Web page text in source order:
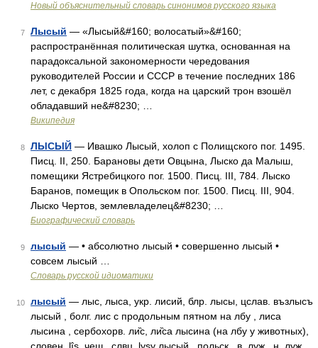
Новый объяснительный словарь синонимов русского языка
7 Лысый — «Лысый&#160; волосатый»&#160;
распространённая политическая шутка, основанная на
парадоксальной закономерности чередования
руководителей России и СССР в течение последних 186
лет, с декабря 1825 года, когда на царский трон взошёл
обладавший не&#8230; …
Википедия
8 ЛЫСЫЙ — Ивашко Лысый, холоп с Полищского пог. 1495.
Писц. II, 250. Барановы дети Овцына, Лыско да Малыш,
помещики Ястребицкого пог. 1500. Писц. III, 784. Лыско
Баранов, помещик в Опольском пог. 1500. Писц. III, 904.
Лыско Чертов, землевладелец&#8230; …
Биографический словарь
9 лысый — • абсолютно лысый • совершенно лысый •
совсем лысый …
Словарь русской идиоматики
10 лысый — лыс, лыса, укр. лисий, блр. лысы, цслав. възлысъ
лысый , болг. лис с продольным пятном на лбу , лиса
лысина , сербохорв. ли̏с, ли̏са лысина (на лбу у животных),